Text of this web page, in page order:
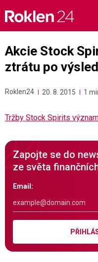
content
Akcie Stock
ztrátu po
Roklen24 20. 8. 2015 1
Tržby Stock Spirits
Zapojte se do
ze světa
Email: